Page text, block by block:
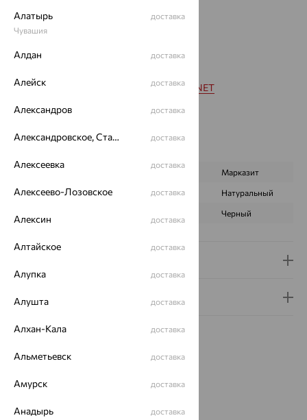
Металл:
Страна происхождения:
ТАИЛАНД
Коллекции:
ALEXANDRE VASSILIEV GARNET
Вес металла:
Наименование цвета вставки:
Микс
Гранат Марказит
ПРОИСХОЖДЕНИЕ Натуральный Натуральный
Черный
Гарантия и возврат
Идеальный комплект
Алатырь
Чувашия
доставка
Алдан доставка
Алейск доставка
Александров доставка
Александровское, Ставропольский край доставка
Алексеевка доставка
Алексеево-Лозовское доставка
Алексин доставка
Алтайское доставка
Алупка доставка
Алушта доставка
Алхан-Кала доставка
Альметьевск доставка
Амурск доставка
Анадырь доставка